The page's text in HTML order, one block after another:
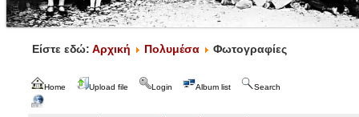
Είστε εδώ: Αρχική Πολυμέσα Φωτογραφίες
Home Upload file Login Album list Search